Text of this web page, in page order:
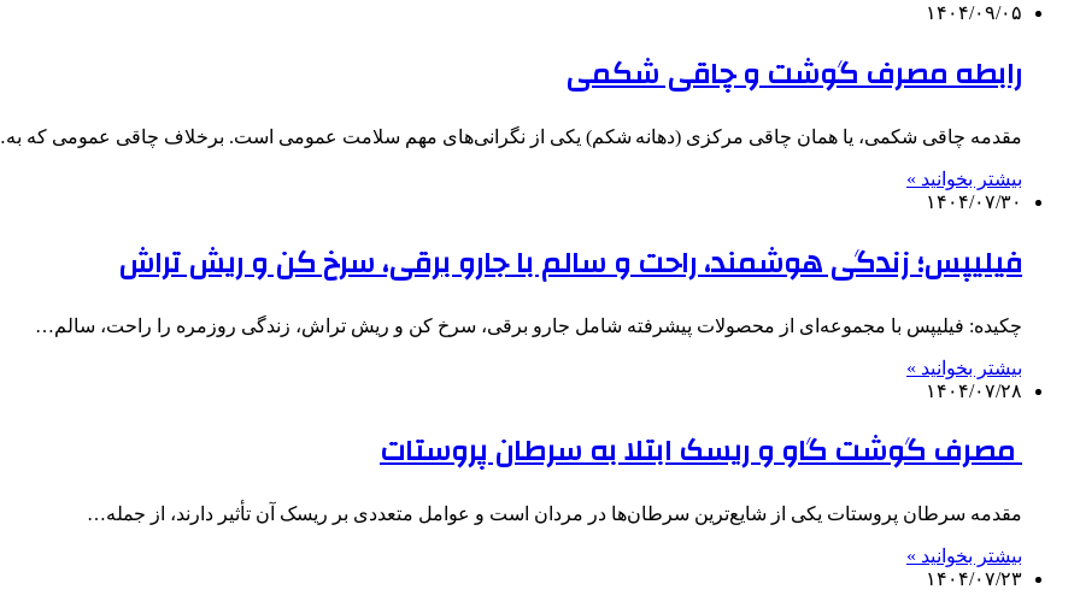
۱۴۰۴/۰۹/۰۵
رابطه مصرف گوشت و چاقی شکمی
مقدمه چاقی شکمی، یا همان چاقی مرکزی (دهانه شکم) یکی از نگرانی‌های مهم سلامت عمومی است. برخلاف چاقی عمومی که
بیشتر بخوانید »
۱۴۰۴/۰۷/۳۰
فیلیپس؛ زندگی هوشمند، راحت و سالم با جارو برقی، سرخ کن و ریش تراش
چکیده: فیلیپس با مجموعه‌ای از محصولات پیشرفته شامل جارو برقی، سرخ کن و ریش تراش، زندگی روزمره را راحت، سالم…
بیشتر بخوانید »
۱۴۰۴/۰۷/۲۸
مصرف گوشت گاو و ریسک ابتلا به سرطان پروستات
مقدمه سرطان پروستات یکی از شایع‌ترین سرطان‌ها در مردان است و عوامل متعددی بر ریسک آن تأثیر دارند، از جمله…
بیشتر بخوانید »
۱۴۰۴/۰۷/۲۳